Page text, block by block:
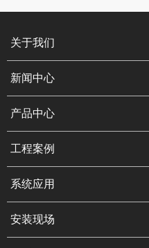
关于我们
新闻中心
产品中心
工程案例
系统应用
安装现场